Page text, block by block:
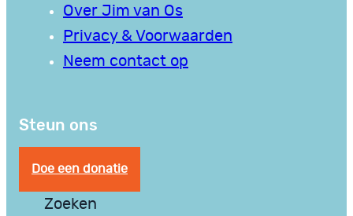
Over Jim van Os
Privacy & Voorwaarden
Neem contact op
Steun ons
Doe een donatie
Zoeken